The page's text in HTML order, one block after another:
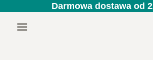
Darmowa dostawa od
Menu